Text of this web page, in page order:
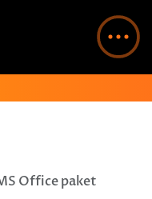
Office paket